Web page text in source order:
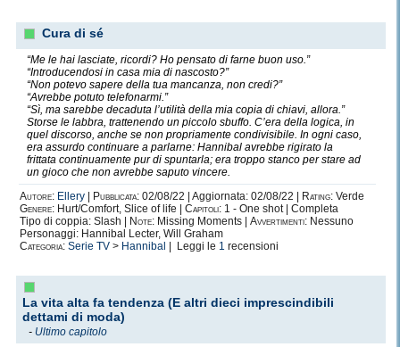
Cura di sé
“Me le hai lasciate, ricordi? Ho pensato di farne buon uso.”
“Introducendosi in casa mia di nascosto?”
“Non potevo sapere della tua mancanza, non credi?”
“Avrebbe potuto telefonarmi.”
“Sì, ma sarebbe decaduta l’utilità della mia copia di chiavi, allora.”
Storse le labbra, trattenendo un piccolo sbuffo. C’era della logica, in
quel discorso, anche se non propriamente condivisibile. In ogni caso,
era assurdo continuare a parlarne: Hannibal avrebbe rigirato la
frittata continuamente pur di spuntarla; era troppo stanco per stare ad
un gioco che non avrebbe saputo vincere.
Autore: Ellery Pubblicata: 02/08/22 | Aggiornata: 02/08/22 | Rating: Verde
Genere: Hurt/Comfort, Slice of life | Capitoli: 1 - One shot | Completa
Tipo di coppia: Slash |
Note: Missing Moments | Avvertimenti: Nessuno
Personaggi: Hannibal Lecter, Will Graham
Categoria: Serie TV > Hannibal | Leggi le 1 recensioni
La vita alta fa tendenza (E altri dieci imprescindibili
dettami di moda)
- Ultimo capitolo